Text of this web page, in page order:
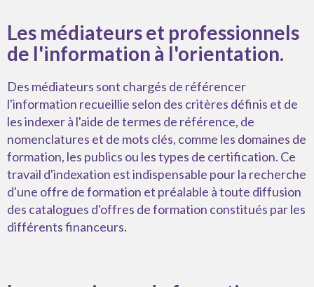
Les médiateurs et professionnels
de l'information à l'orientation.
Des médiateurs sont chargés de référencer
l'information recueillie selon des critères définis et de
les indexer à l'aide de termes de référence, de
nomenclatures et de mots clés, comme les domaines de
formation, les publics ou les types de certification. Ce
travail d'indexation est indispensable pour la recherche
d'une offre de formation et préalable à toute diffusion
des catalogues d'offres de formation constitués par les
différents financeurs.